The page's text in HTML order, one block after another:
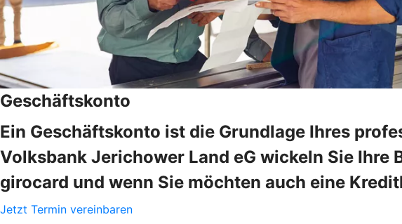
Geschäftskonto
Ein Geschäftskonto ist die Grundlage Ihres
Volksbank Jerichower Land eG wickeln Sie Ihre
girocard und wenn Sie möchten auch eine
Jetzt Termin vereinbaren